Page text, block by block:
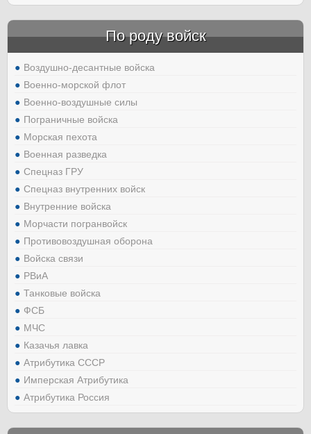
По роду войск
Воздушно-десантные войска
Военно-морской флот
Военно-воздушные силы
Пограничные войска
Морская пехота
Военная разведка
Спецназ ГРУ
Спецназ внутренних войск
Внутренние войска
Морчасти погранвойск
Противовоздушная оборона
Войска связи
РВиА
Танковые войска
ФСБ
МЧС
Казачья лавка
Атрибутика СССР
Имперская Атрибутика
Атрибутика Россия